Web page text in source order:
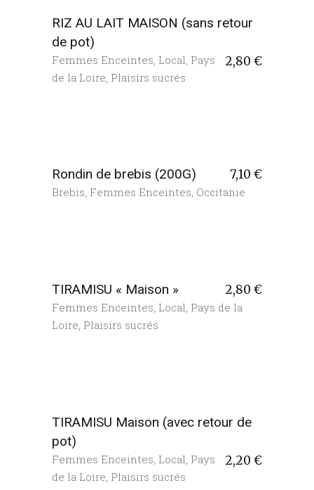
RIZ AU LAIT MAISON (sans retour
de pot)
2,80 €
Femmes Enceintes Local Pays
de la Loire Plaisirs sucrés
Rondin de brebis (200G) 7,10 €
Brebis, Femmes Enceintes, Occitanie
TIRAMISU « Maison » 2,80 €
Femmes Enceintes Local Pays de la
Loire Plaisirs sucrés
TIRAMISU Maison (avec retour de
pot)
2,20 €
Femmes Enceintes Local Pays
de la Loire Plaisirs sucrés